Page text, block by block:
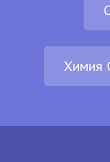
Химия